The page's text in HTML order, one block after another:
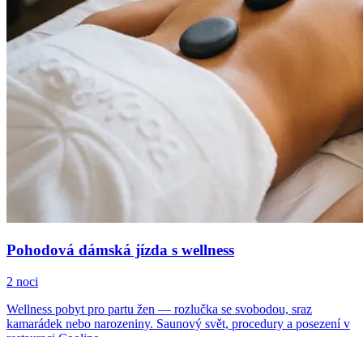
Pohodová dámská jízda s wellness
2 noci
Wellness pobyt pro partu žen — rozlučka se svobodou, sraz
kamarádek nebo narozeniny. Saunový svět, procedury a posezení v